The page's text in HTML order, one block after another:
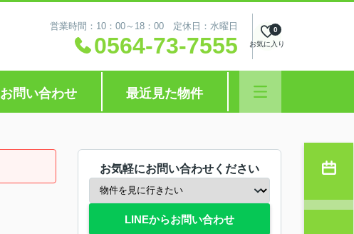
営業時間：10：00～18：00 定休日：水曜日
0564-73-7555 お気に入り
0
お問い合わせ 最近見た物件
お気軽にお問い合わせください
LINEからお問い合わせ